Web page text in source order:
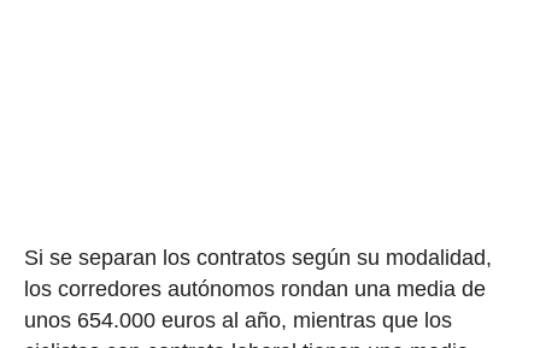
Si se separan los contratos según su modalidad,
los corredores autónomos rondan una media de
unos 654.000 euros al año, mientras que los